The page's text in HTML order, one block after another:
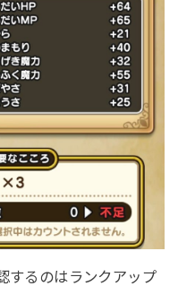
するのはランクアップ